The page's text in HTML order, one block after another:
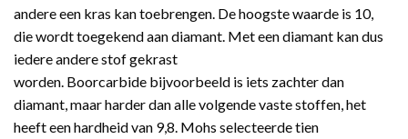
andere een kras kan toebrengen. De hoogste waarde is 10,
die wordt toegekend aan diamant. Met een diamant kan dus
iedere andere stof gekrast
worden. Boorcarbide bijvoorbeeld is iets zachter dan
diamant, maar harder dan alle volgende vaste stoffen, het
heeft een hardheid van 9,8. Mohs selecteerde tien